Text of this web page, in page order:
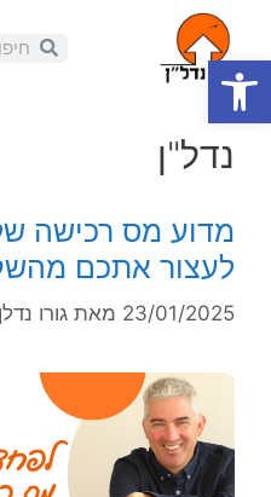
נדל"ן
לעצור אתכם
23/01/2025 מאת גורו נדלן
פתח סרגל נגישות